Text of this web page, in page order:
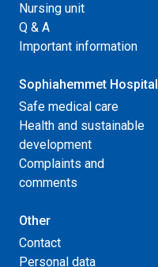
Nursing unit
Q & A
Important information
Sophiahemmet Hospital
Safe medical care
Health and sustainable
development
Complaints and
comments
Other
Contact
Personal data